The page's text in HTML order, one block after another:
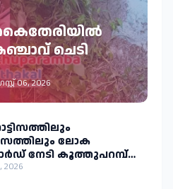
ചെടി
06, 2026
ലോക
നേടി കൂത്തുപറമ്പ്
അജ്മൽ പി.കെ.
2026